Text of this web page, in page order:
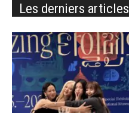
Les derniers articles